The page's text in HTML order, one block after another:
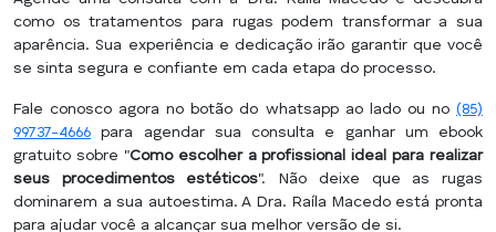
como os tratamentos para rugas podem transformar a sua
aparência. Sua experiência e dedicação irão garantir que você
se sinta segura e confiante em cada etapa do processo.
Fale conosco agora no botão do whatsapp ao lado ou no (85)
99737-4666 para agendar sua consulta e ganhar um ebook
gratuito sobre "Como escolher a profissional ideal para realizar
seus procedimentos estéticos". Não deixe que as rugas
dominarem a sua autoestima. A Dra. Raíla Macedo está pronta
para ajudar você a alcançar sua melhor versão de si.